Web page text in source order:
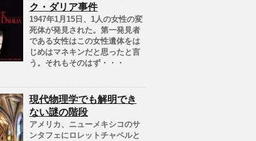
ク・ダリア事件
1947年1月15日、1人の女性の変
死体が発見された。第一発見者
である女性はこの女性遺体をは
じめはマネキンだと思ったと言
う。それもそのはず・・・
現代物理学でも解明でき
ない謎の階段
アメリカ、ニューメキシコのサ
ンタフェにロレットチャペルと